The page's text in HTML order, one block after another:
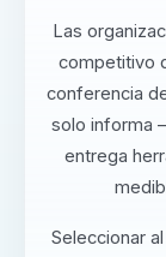
Las
competitivo
conferencia
solo informa
entrega
Seleccionar